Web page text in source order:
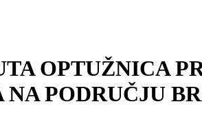
OPTUŽNICA
PODRUČJU